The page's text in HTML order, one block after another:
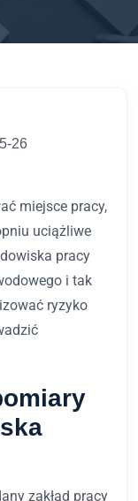
26
miejsce pracy,
uciążliwe
pracy
i tak
ryzyko
zakład pracy